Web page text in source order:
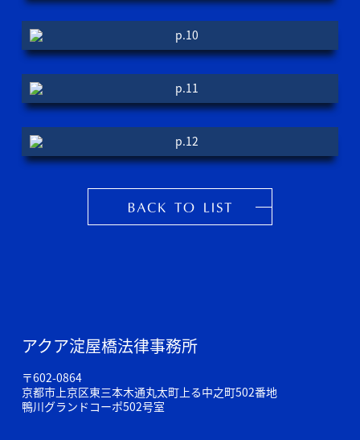
アクア淀屋橋法律事務所
〒602-0864
京都市上京区東三本木通丸太町上る中之町502番地
鴨川グランドコーポ502号室